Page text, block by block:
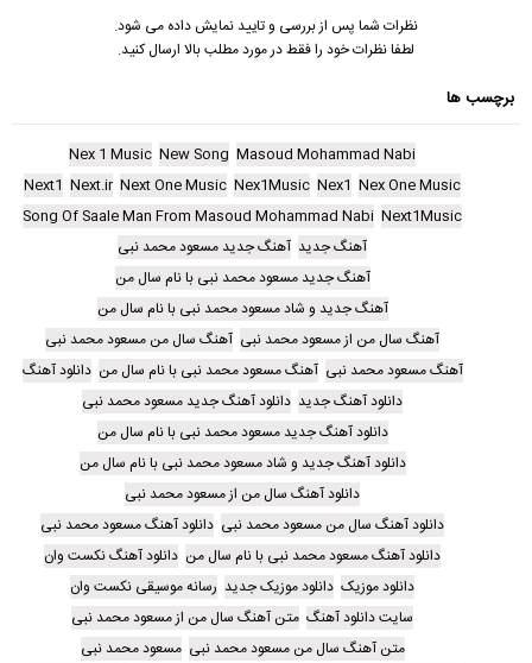
نظرات شما پس از بررسی و تایید نمایش داده می شود.
لطفا نظرات خود را فقط در مورد مطلب بالا ارسال کنید.
برچسب ها
Masoud Mohammad Nabi
New Song
Nex 1 Music
Nex One Music
Nex1
Nex1Music
Next One Music
Next.ir
Next1
Next1Music
Song Of Saale Man From Masoud Mohammad Nabi
آهنگ جدید آهنگ جدید مسعود محمد نبی
آهنگ جدید مسعود محمد نبی با نام سال من
آهنگ جدید و شاد مسعود محمد نبی با نام سال من
آهنگ سال من از مسعود محمد نبی آهنگ سال من مسعود محمد نبی
آهنگ مسعود محمد نبی آهنگ مسعود محمد نبی با نام سال من دانلود آهنگ
دانلود آهنگ جدید دانلود آهنگ جدید مسعود محمد نبی
دانلود آهنگ جدید مسعود محمد نبی با نام سال من
دانلود آهنگ جدید و شاد مسعود محمد نبی با نام سال من
دانلود آهنگ سال من از مسعود محمد نبی
دانلود آهنگ سال من مسعود محمد نبی دانلود آهنگ مسعود محمد نبی
دانلود آهنگ مسعود محمد نبی با نام سال من دانلود آهنگ نکست وان
دانلود موزیک دانلود موزیک جدید رسانه موسیقی نکست وان
سایت دانلود آهنگ متن آهنگ سال من از مسعود محمد نبی
متن آهنگ سال من مسعود محمد نبی مسعود محمد نبی